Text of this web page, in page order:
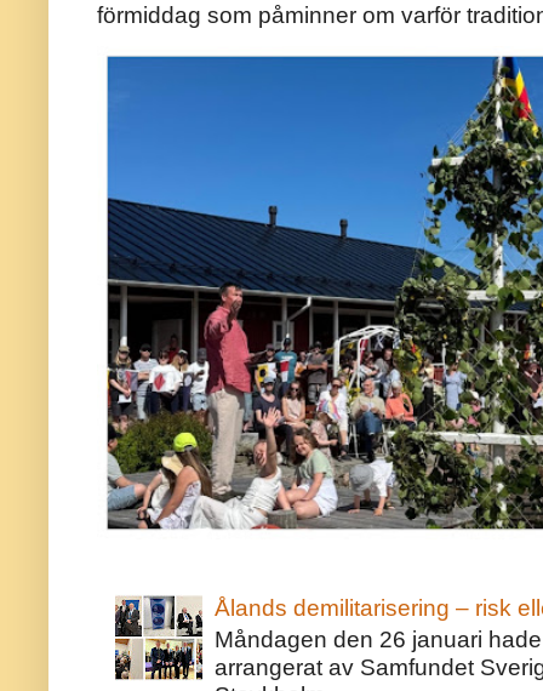
förmiddag som påminner om varför
Ålands demilitarisering – risk
Måndagen den 26 januari
arrangerat av Samfundet